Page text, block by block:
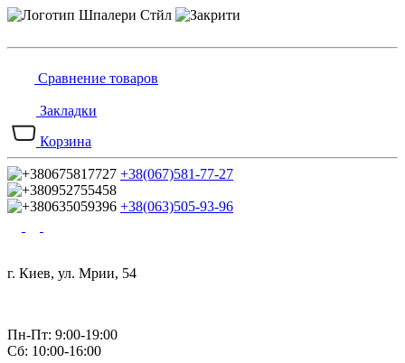
Сравнение товаров
Закладки
Корзина
+38(067)581-77-27
+38(063)505-93-96
г. Киев, ул. Мрии, 54
Пн-Пт: 9:00-19:00
Сб: 10:00-16:00